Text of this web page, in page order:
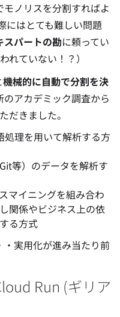
ノリスを分割すればよ
にはとても難しい問題
スパートの勘に頼ってい
れていない！？）
機械的に自動で分割を決
アカデミック調査から
だきました。
処理を用いて解析する方
等）のデータを解析す
マイニングを組み合わ
関係やビジネス上の依
る方式
実用化が進み当たり前
Run (ギリア